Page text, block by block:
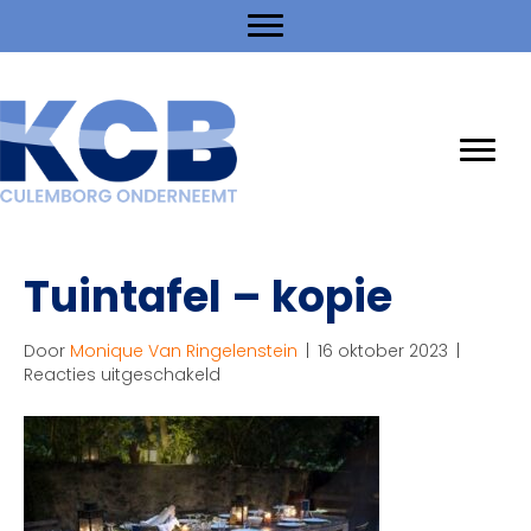
Tuintafel – kopie
Door Monique Van Ringelenstein | 16 oktober 2023 |
Reacties uitgeschakeld
–
kopie